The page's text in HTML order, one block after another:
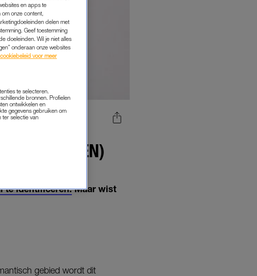
DE VIJF
JOU ZEGGEN)
te identificeren.Maar wist
gebied wordt dit
en apps te
onze content,
delen met
Geef toestemming
doeleinden. Wil je niet alles
onderaan onze websites
voor meer
te selecteren.
bronnen. Profielen
ontwikkelen en
gegevens gebruiken om
ter selectie van